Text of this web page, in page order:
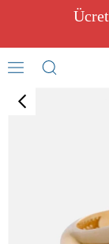
Harf